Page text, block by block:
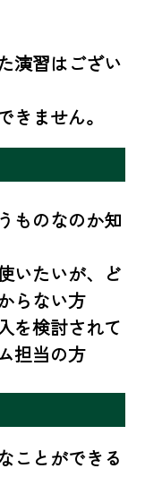
演習はござい
ません。
ものなのか知
いたいが、ど
らない方
を検討されて
担当の方
ことができる